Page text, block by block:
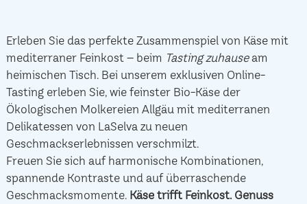
Erleben Sie das perfekte Zusammenspiel von Käse mit
mediterraner Feinkost – beim Tasting zuhauseam
heimischen Tisch. Bei unserem exklusiven Online-
Tasting erleben Sie, wie feinster Bio-Käse der
Ökologischen Molkereien Allgäu mit mediterranen
Delikatessen von LaSelva zu neuen
Geschmackserlebnissen verschmilzt.
Freuen Sie sich auf harmonische Kombinationen,
spannende Kontraste und auf überraschende
Geschmacksmomente. Käse trifft Feinkost. Genuss